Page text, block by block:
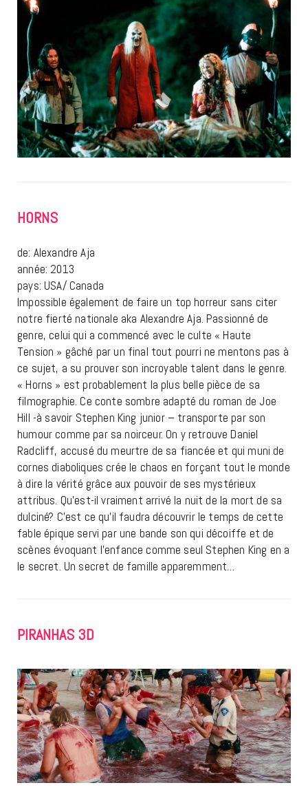
HORNS
de: Alexandre Aja
année: 2013
pays: USA/ Canada
Impossible également de faire un top horreur sans citer
notre fierté nationale aka Alexandre Aja. Passionné de
genre, celui qui a commencé avec le culte « Haute
Tension » gâché par un final tout pourri ne mentons pas à
ce sujet, a su prouver son incroyable talent dans le genre.
« Horns » est probablement la plus belle pièce de sa
filmographie. Ce conte sombre adapté du roman de Joe
Hill -à savoir Stephen King junior – transporte par son
humour comme par sa noirceur. On y retrouve Daniel
Radcliff, accusé du meurtre de sa fiancée et qui muni de
cornes diaboliques crée le chaos en forçant tout le monde
à dire la vérité grâce aux pouvoir de ses mystérieux
attribus. Qu’est-il vraiment arrivé la nuit de la mort de sa
dulciné? C’est ce qu’il faudra découvrir le temps de cette
fable épique servi par une bande son qui décoiffe et de
scènes évoquant l’enfance comme seul Stephen King en a
le secret. Un secret de famille apparemment…
PIRANHAS 3D